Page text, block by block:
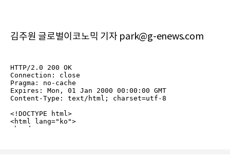
김주원 글로벌이코노믹 기자 park@g-enews.com